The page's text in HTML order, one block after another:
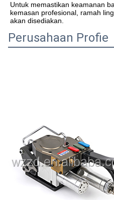
Untuk memastikan keamanan
kemasan profesional, ramah
akan disediakan.
Perusahaan Profie